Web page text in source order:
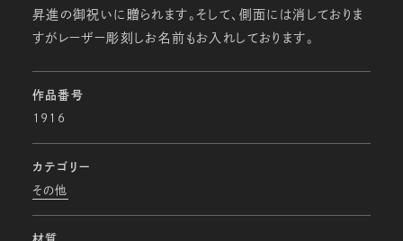
昇進の御祝いに贈られます。そして、側面には消しておりま
すがレーザー彫刻しお名前もお入れしております。
作品番号
1916
カテゴリー
その他
材質